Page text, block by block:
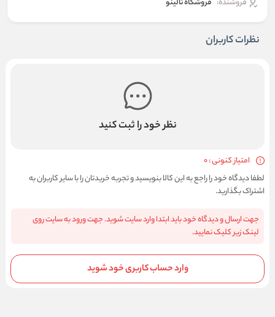
فروشنده: فروشگاه نالینو
نظرات کاربران
نظر خود را ثبت کنید
امتیاز کنونی : 0
لطفا دیدگاه خود را راجع به این کالا بنویسید و تجربه خریدتان را با سایر کاربران به
اشتراک بگذارید.
جهت ارسال و دیدگاه خود باید ابتدا وارد سایت شوید. جهت ورود به سایت روی
لینک زیر کلیک نمایید.
وارد حساب کاربری خود شوید